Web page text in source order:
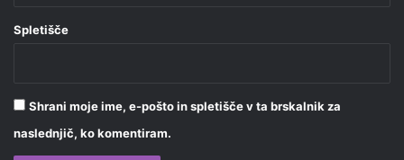
Spletišče
Shrani moje ime, e-pošto in spletišče v ta brskalnik za
naslednjič, ko komentiram.